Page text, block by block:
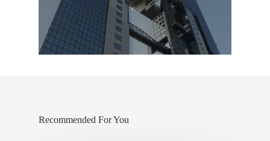
Recommended For You